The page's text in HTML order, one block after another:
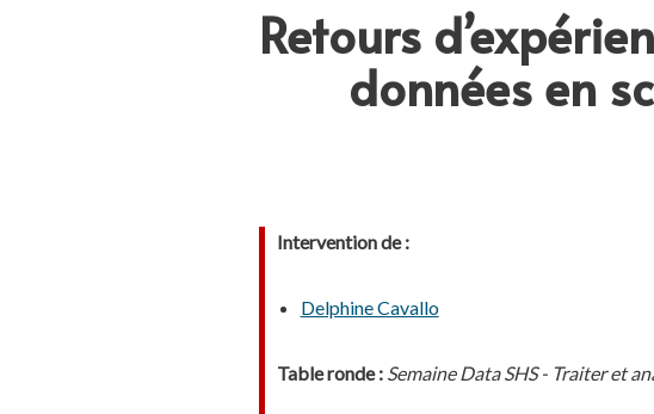
Retours
données en
Intervention de :
Delphine Cavallo
Table ronde :Semaine Data SHS - Traiter et